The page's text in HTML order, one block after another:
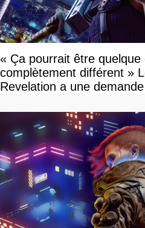
« Ça pourrait être quelque
complètement différent »
Revelation a une